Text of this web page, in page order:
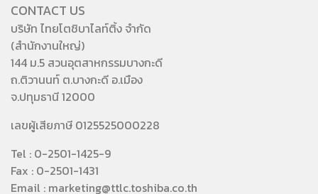
CONTACT US
บริษัท ไทยโตชิบาไลท์ติ้ง จำกัด
(สำนักงานใหญ่)
144 ม.5 สวนอุตสาหกรรมบางกะดี
ถ.ติวานนท์ ต.บางกะดี อ.เมือง
จ.ปทุมธานี 12000
เลขผู้เสียภาษี 0125525000228
Tel : 0-2501-1425-9
Fax : 0-2501-1431
Email : marketing@ttlc.toshiba.co.th